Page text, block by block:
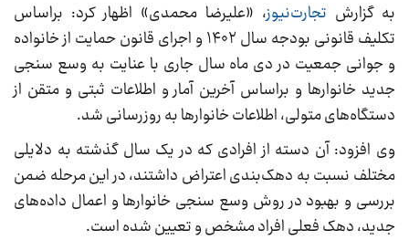
به گزارش تجارت‌نیوز، «علیرضا محمدی» اظهار کرد: براساس
تکلیف قانونی بودجه سال ۱۴۰۲ و اجرای قانون حمایت از خانواده
و جوانی جمعیت در دی ماه سال جاری با عنایت به وسع سنجی
جدید خانوار‌ها و براساس آخرین آمار و اطلاعات ثبتی و متقن از
دستگاه‌های متولی، اطلاعات خانوار‌ها به روز‌رسانی شد.
وی افزود: آن دسته از افرادی که در یک سال گذشته به دلایلی
مختلف نسبت به دهک‌بندی اعتراض داشتند، در این مرحله ضمن
بررسی و بهبود در روش وسع سنجی خانوار‌ها و اعمال داده‌های
جدید، دهک فعلی افراد مشخص و تعیین شده است.